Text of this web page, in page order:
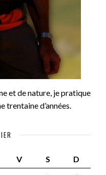
et de nature, je pratique
trentaine d’années.
V S
D